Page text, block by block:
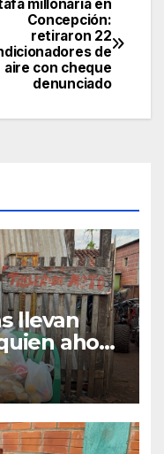
millonaria en
Concepción:
retiraron 22
de
aire con cheque
denunciado
llevan
ahora